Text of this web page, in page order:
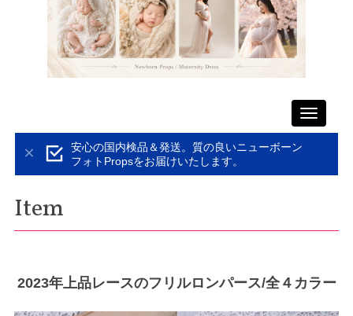
Toggle
安心の国内検品＆発送。質の良いニューボーン
フォトPropsをお届けいたします。
Item
2023年上品レースのフリルロンパース/全４カラー